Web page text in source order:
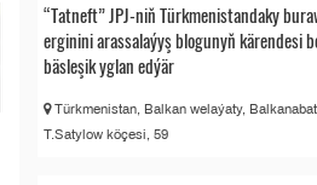
“Tatneft” JPJ-niň Türkmenistandaky
erginini arassalaýyş blogunyň kärendesi
bäsleşik yglan edýär
Türkmenistan, Balkan welaýaty, Balkanabat,
T.Satylow köçesi, 59